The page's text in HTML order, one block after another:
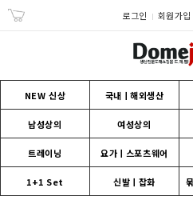
로그인 회원가입
NEW 신상 국내ㅣ해외생산
남성상의 여성상의
트레이닝 요가ㅣ스포츠웨어
1+1 Set 신발ㅣ잡화